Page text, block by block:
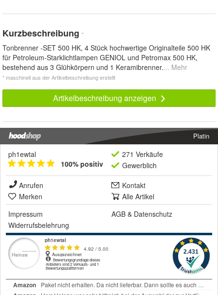
Kurzbeschreibung *
Tonbrenner -SET 500 HK, 4 Stück hochwertige Originalteile 500 HK
für Petroleum-Starklichtlampen GENIOL und Petromax 500 HK,
bestehend aus 3 Glühkörpern und 1 Keramibrenner.... Mehr
* maschinell aus der Artikelbeschreibung erstellt
Artikelbeschreibung anzeigen
Platin
ph1ewtal
100% positiv
271 Verkäufe
Gewerblich
Anrufen
Kontakt
Merken
Alle Artikel
Impressum
AGB & Datenschutz
Widerrufsbelehrung